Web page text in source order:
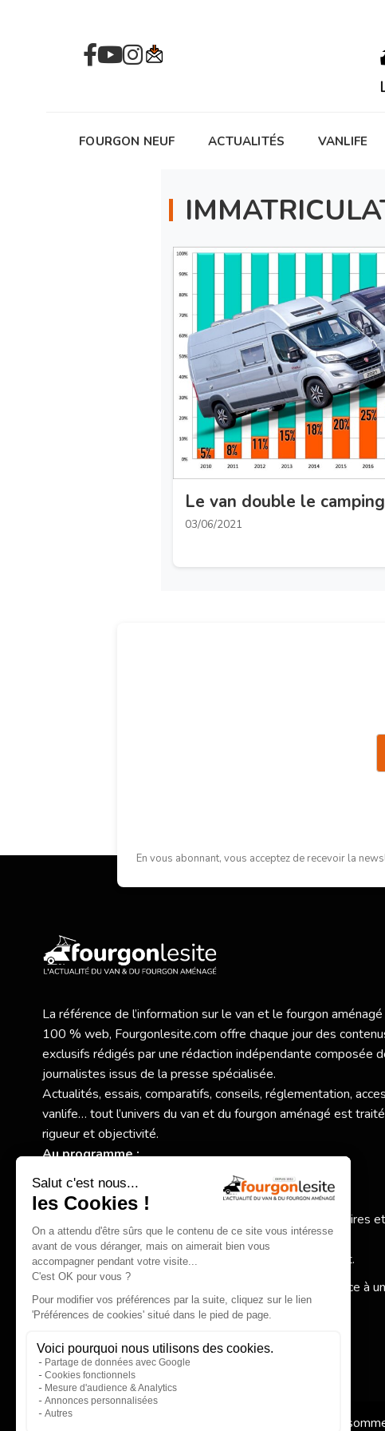
FOURGON NEUF ACTUALITÉS VANLIFE
Le van double le
03/06/2021
En vous abonnant, vous acceptez de recevoir la
La référence de l’information sur le van et le fourgon
100 % web, Fourgonlesite.com offre chaque jour des
exclusifs rédigés par une rédaction indépendante composée
journalistes issus de la presse spécialisée.
Actualités, essais, comparatifs, conseils, réglementation,
vanlife… tout l’univers du van et du fourgon aménagé est
rigueur et objectivité.
Au programme :
Nouveaux modèles et essais exclusifs,
Comparatifs et conseils pratiques pour bien choisir,
Actualité des constructeurs, réglementation, accessoires
spécialisés,
Inspirations autour de la vanlife et du voyage itinérant.
Fourgonlesite.com
, votre guide pour un choix éclairé grâce à
information claire, complète et indépendante.
EN SAVOIR PLUS
Qui